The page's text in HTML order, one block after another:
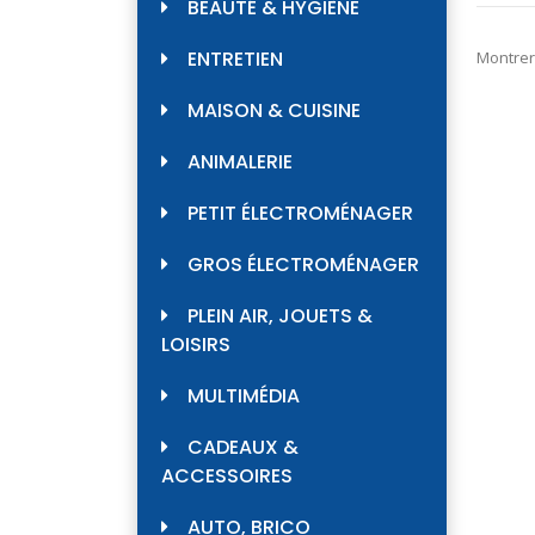
BEAUTÉ & HYGIÈNE
ENTRETIEN
MAISON & CUISINE
ANIMALERIE
PETIT ÉLECTROMÉNAGER
GROS ÉLECTROMÉNAGER
PLEIN AIR, JOUETS &
LOISIRS
MULTIMÉDIA
CADEAUX &
ACCESSOIRES
AUTO, BRICO